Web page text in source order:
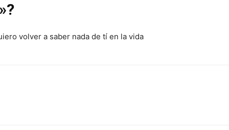
volver a saber nada de tí en la vida